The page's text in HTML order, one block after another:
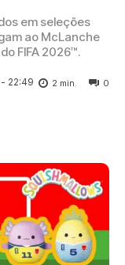
em seleções
ao McLanche
FIFA 2026™.
- 22:49 0
2 min.